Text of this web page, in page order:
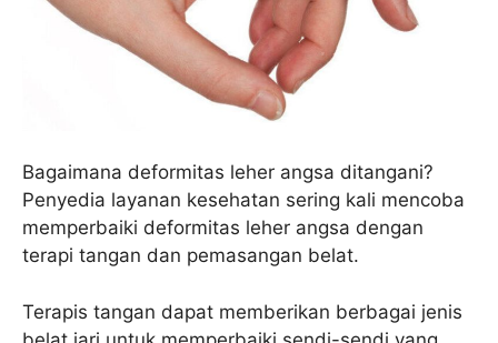
Bagaimana deformitas leher angsa ditangani?
Penyedia layanan kesehatan sering kali mencoba
memperbaiki deformitas leher angsa dengan
terapi tangan dan pemasangan belat.
Terapis tangan dapat memberikan berbagai jenis